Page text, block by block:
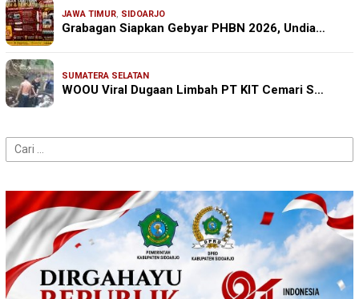
JAWA TIMUR, SIDOARJO
Grabagan Siapkan Gebyar PHBN 2026, Undia…
SUMATERA SELATAN
WOOU Viral Dugaan Limbah PT KIT Cemari S…
Cari
untuk: